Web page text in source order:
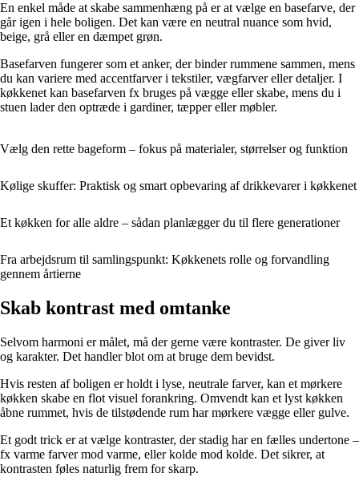
En enkel måde at skabe sammenhæng på er at vælge en basefarve, der
går igen i hele boligen. Det kan være en neutral nuance som hvid,
beige, grå eller en dæmpet grøn.
Basefarven fungerer som et anker, der binder rummene sammen, mens
du kan variere med accentfarver i tekstiler, vægfarver eller detaljer. I
køkkenet kan basefarven fx bruges på vægge eller skabe, mens du i
stuen lader den optræde i gardiner, tæpper eller møbler.
Vælg den rette bageform – fokus på materialer, størrelser og funktion
Kølige skuffer: Praktisk og smart opbevaring af drikkevarer i køkkenet
Et køkken for alle aldre – sådan planlægger du til flere generationer
Fra arbejdsrum til samlingspunkt: Køkkenets rolle og forvandling
gennem årtierne
Skab kontrast med omtanke
Selvom harmoni er målet, må der gerne være kontraster. De giver liv
og karakter. Det handler blot om at bruge dem bevidst.
Hvis resten af boligen er holdt i lyse, neutrale farver, kan et mørkere
køkken skabe en flot visuel forankring. Omvendt kan et lyst køkken
åbne rummet, hvis de tilstødende rum har mørkere vægge eller gulve.
Et godt trick er at vælge kontraster, der stadig har en fælles undertone –
fx varme farver mod varme, eller kolde mod kolde. Det sikrer, at
kontrasten føles naturlig frem for skarp.